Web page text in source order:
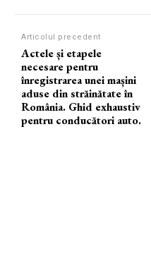
Articolul precedent
Actele și etapele
necesare pentru
înregistrarea unei mașini
aduse din străinătate în
România. Ghid exhaustiv
pentru conducători auto.